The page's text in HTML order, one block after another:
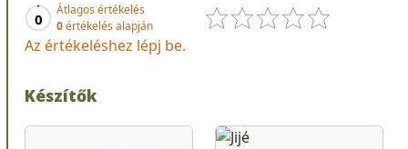
0
Átlagos értékelés
0értékelés alapján
Az értékeléshez lépj be.
Készítők